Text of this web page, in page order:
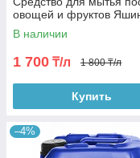
овощей и фруктов
В наличии
1 700 ₸/л 1 800 ₸/л
Купить
–4%